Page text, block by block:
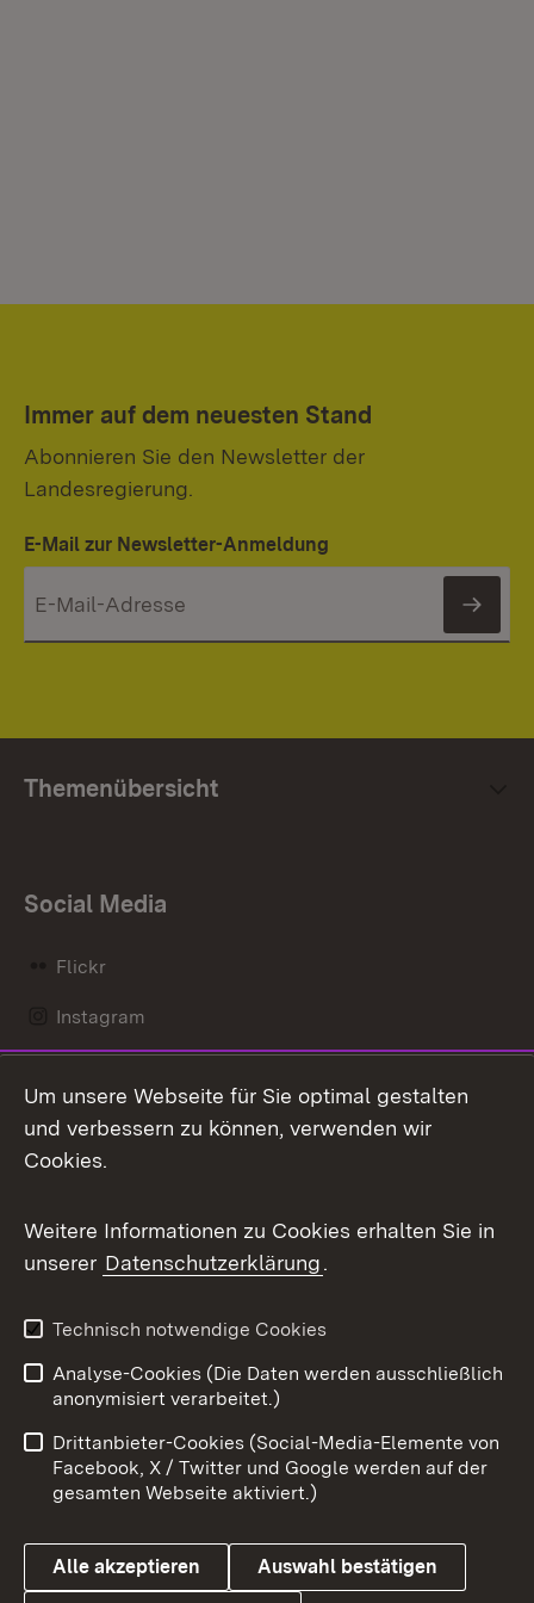
Immer auf dem neuesten Stand
Abonnieren Sie den Newsletter der
Landesregierung.
E-Mail zur Newsletter-Anmeldung
Themenübersicht
Social Media
Flickr
Instagram
Mastodon
Messenger
Social Wall
X / Twitter
Youtube
Benutzungshinweise
Barrierefreiheit
Datenschutz
Cookies
Um unsere Webseite für Sie optimal gestalten
und verbessern zu können, verwenden wir
Cookies.
Weitere Informationen zu Cookies erhalten Sie in
unserer Datenschutzerklärung.
Technisch notwendige Cookies
Analyse-Cookies (Die Daten werden ausschließlich
anonymisiert verarbeitet.)
Drittanbieter-Cookies (Social-Media-Elemente von
Facebook, X / Twitter und Google werden auf der
gesamten Webseite aktiviert.)
Alle akzeptieren Auswahl bestätigen